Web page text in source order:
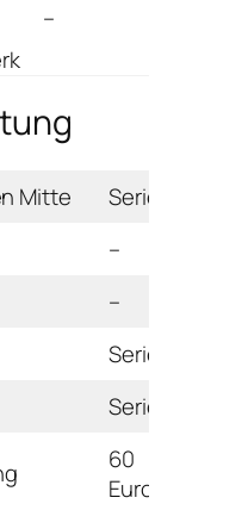
–
Mitte
Serie
–
–
Serie
Serie
60
Euro